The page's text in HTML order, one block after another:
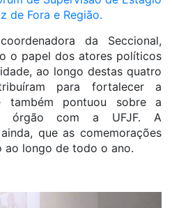
de Fora e Região.
da Seccional,
o papel dos atores políticos
ao longo destas quatro
para fortalecer a
também pontuou sobre a
órgão com a UFJF. A
que as comemorações
ao longo de todo o ano.